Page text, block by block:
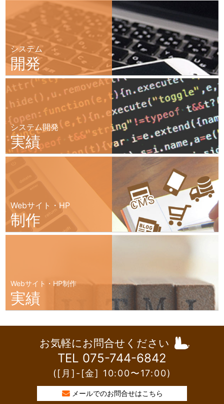
システム
開発
システム開発
実績
Webサイト・HP
制作
Webサイト・HP制作
実績
お気軽にお問合せください
TEL 075-744-6842
([月]-[金] 10:00〜17:00)
メールでのお問合せはこちら